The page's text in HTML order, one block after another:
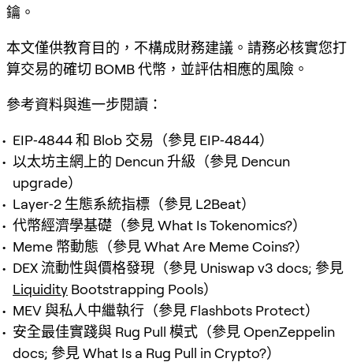
鑰。
本文僅供教育目的，不構成財務建議。請務必核實您打
算交易的確切 BOMB 代幣，並評估相應的風險。
參考資料與進一步閱讀：
EIP‑4844 和 Blob 交易（參見 EIP‑4844）
以太坊主網上的 Dencun 升級（參見 Dencun
upgrade）
Layer‑2 生態系統指標（參見 L2Beat）
代幣經濟學基礎（參見 What Is Tokenomics?）
Meme 幣動態（參見 What Are Meme Coins?）
DEX 流動性與價格發現（參見 Uniswap v3 docs; 參見
Liquidity Bootstrapping Pools）
MEV 與私人中繼執行（參見 Flashbots Protect）
安全最佳實踐與 Rug Pull 模式（參見 OpenZeppelin
docs; 參見 What Is a Rug Pull in Crypto?）